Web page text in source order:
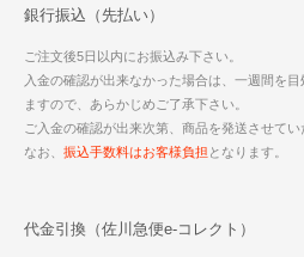
銀行振込（先払い）
ご注文後5日以内にお振込み下さい。
入金の確認が出来なかった場合は、一週間を
ますので、あらかじめご了承下さい。
ご入金の確認が出来次第、商品を発送させてい
なお、 振込手数料はお客様負担 となります。
代金引換（佐川急便e-コレクト）